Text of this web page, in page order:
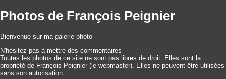
Photos de François Peignier
Bienvenue sur ma galerie photo
N'hésitez pas à mettre des commentaires
Toutes les photos de ce site ne sont pas libres de droit. Elles sont la
propriété de François Peignier (le webmaster). Elles ne peuvent être utilisées
sans son autorisation